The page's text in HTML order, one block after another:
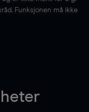
Funksjonen må ikke